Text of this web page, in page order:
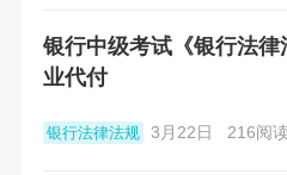
银行中级考试《银行法律
业代付
银行法律法规 3月22日 216阅读